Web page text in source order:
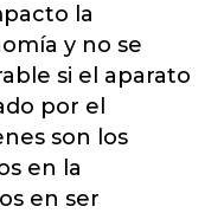
la
y no se
si el aparato
por el
son los
en la
en ser